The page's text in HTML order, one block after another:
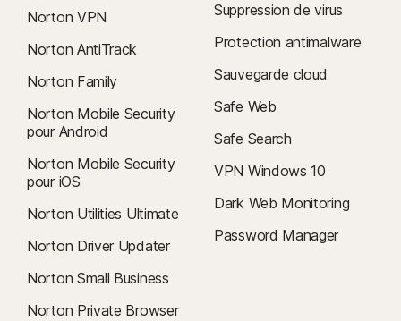
Norton VPN
Norton AntiTrack
Norton Family
Norton Mobile Security
pour Android
Norton Mobile Security
pour iOS
Norton Utilities Ultimate
Norton Driver Updater
Norton Small Business
Norton Private Browser
Suppression de virus
Protection antimalware
Sauvegarde cloud
Safe Web
Safe Search
VPN Windows 10
Dark Web Monitoring
Password Manager